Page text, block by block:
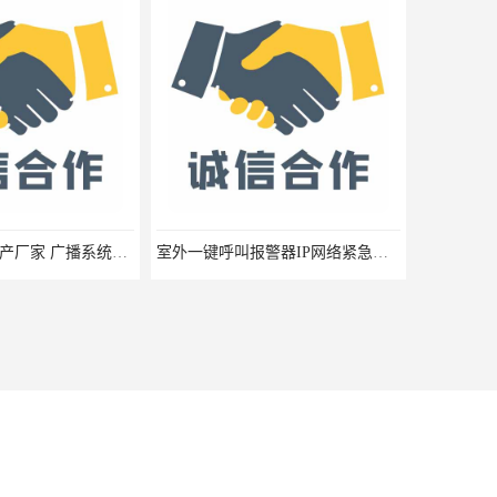
深圳广播系统生产厂家 广播系统安装厂家 校园定时广播安装厂家 室外一键呼叫报警器IP网络紧急呼叫对讲 紧急求助终端 一键呼叫报警系统 SOS紧急按钮